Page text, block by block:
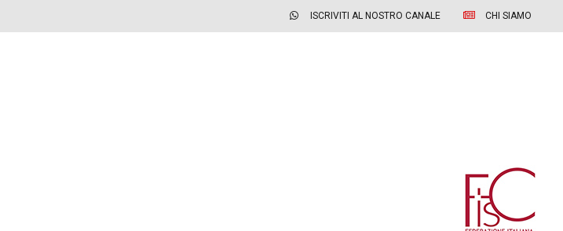
ISCRIVITI AL NOSTRO CANALE CHI SIAMO